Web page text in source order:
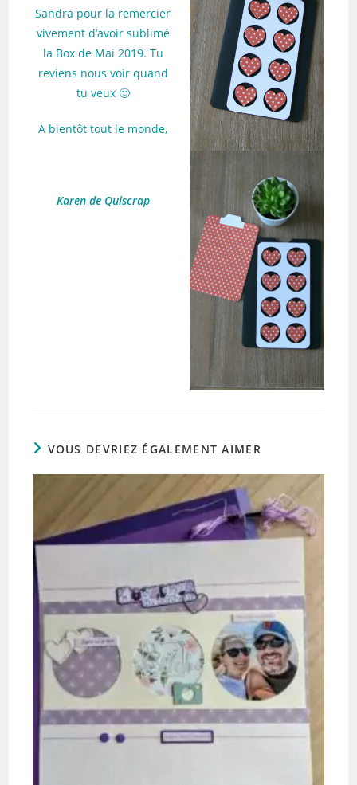
Sandra pour la remercier
vivement d’avoir sublimé
la Box de Mai 2019. Tu
reviens nous voir quand
tu veux 🙂
A bientôt tout le monde,
Karen de Quiscrap
VOUS DEVRIEZ ÉGALEMENT AIMER